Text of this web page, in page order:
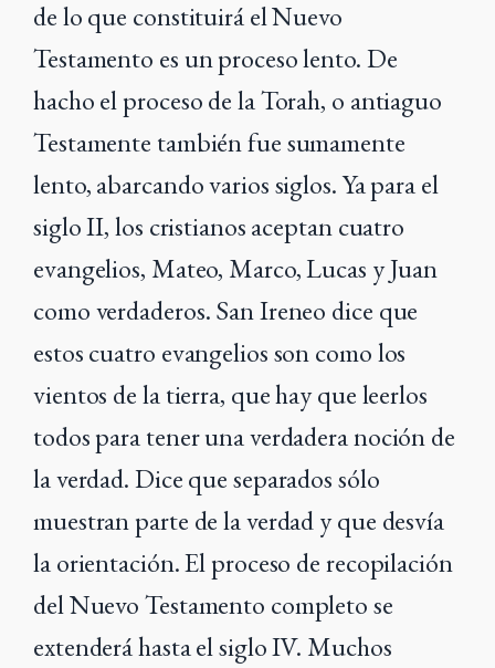
de lo que constituirá el Nuevo
Testamento es un proceso lento. De
hacho el proceso de la Torah, o antiaguo
Testamente también fue sumamente
lento, abarcando varios siglos. Ya para el
siglo II, los cristianos aceptan cuatro
evangelios, Mateo, Marco, Lucas y Juan
como verdaderos. San Ireneo dice que
estos cuatro evangelios son como los
vientos de la tierra, que hay que leerlos
todos para tener una verdadera noción de
la verdad. Dice que separados sólo
muestran parte de la verdad y que desvía
la orientación. El proceso de recopilación
del Nuevo Testamento completo se
extenderá hasta el siglo IV. Muchos